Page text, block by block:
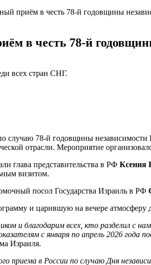
приём в честь 78-й годовщины
в честь 78-й
всех стран СНГ.
случаю 78-й годовщины
отрасли. Мероприятие
глава представительства в РФ Ксения
визитом.
посол Государства Израиль в РФ
и царившую на вечере атмосферу
и благодарим всех, кто разделил с
с января по апрель 2026 года
Израиля.
в России по случаю Дня